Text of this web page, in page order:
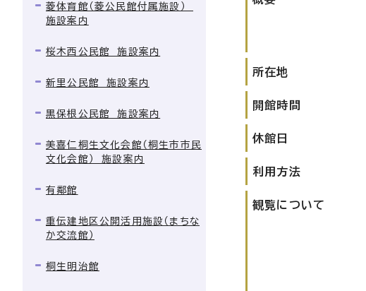
所在地
開館時間
休館日
利用方法
観覧について
菱体育館（菱公民館付属施設）
施設案内
桜木西公民館 施設案内
新里公民館 施設案内
黒保根公民館 施設案内
美喜仁桐生文化会館（桐生市市民
文化会館） 施設案内
有鄰館
重伝建地区公開活用施設（まちな
か交流館）
桐生明治館